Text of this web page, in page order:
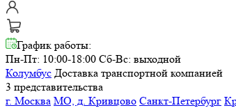
График работы:
Пн-Пт: 10:00-18:00 Сб-Вс: выходной
Колумбус Доставка транспортной компанией
3 представительства
г. Москва МО, д. Кривцово Санкт-Петербург